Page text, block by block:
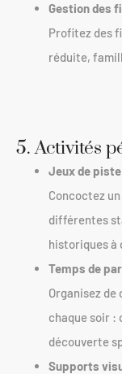
Gestion des
Profitez des
réduite,
5. Activités
Jeux de
Concoctez
différentes
historiques à
Temps de
Organisez de
chaque soir :
découverte
Supports